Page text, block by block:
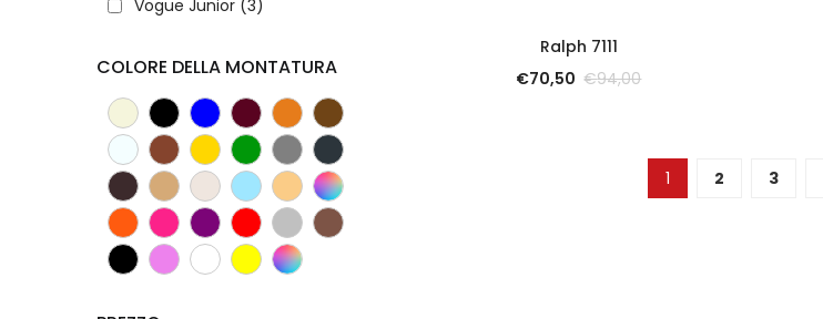
Ralph 7111
€70,50 €94,00
1 2 3
Vogue Junior (3)
COLORE DELLA MONTATURA